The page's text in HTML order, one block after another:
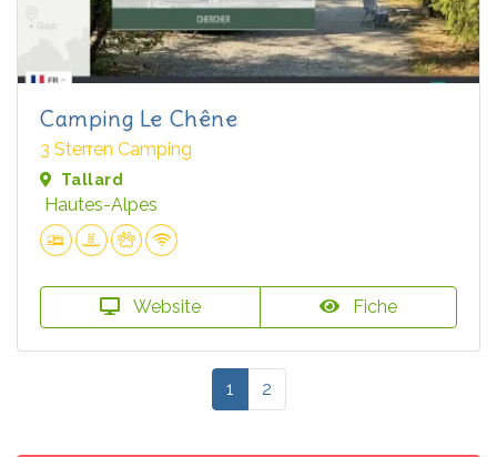
Camping Le Chêne
3 Sterren Camping
Tallard
Hautes-Alpes
Website Fiche
1 2